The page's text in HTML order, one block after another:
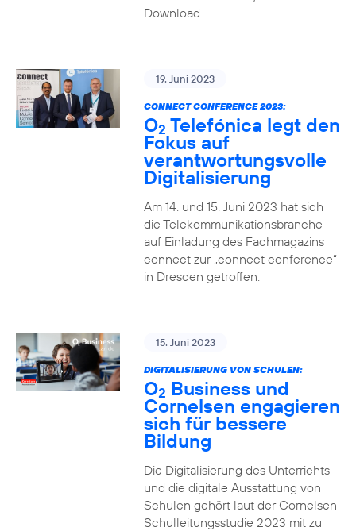
Download.
19. Juni 2023
CONNECT CONFERENCE 2023:
O2 Telefónica legt den
Fokus auf
verantwortungsvolle
Digitalisierung
Am 14. und 15. Juni 2023 hat sich
die Telekommunikationsbranche
auf Einladung des Fachmagazins
connect zur „connect conference“
in Dresden getroffen.
15. Juni 2023
DIGITALISIERUNG VON SCHULEN:
O2 Business und
Cornelsen engagieren
sich für bessere
Bildung
Die Digitalisierung des Unterrichts
und die digitale Ausstattung von
Schulen gehört laut der Cornelsen
Schulleitungsstudie 2023 mit zu